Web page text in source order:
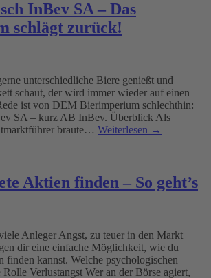
InBev SA – Das
schlägt zurück!
unterschiedliche Biere genießt und
schaut, der wird immer wieder auf einen
ist von DEM Bierimperium schlechthin:
SA – kurz AB InBev. Überblick Als
braute… Weiterlesen →
Aktien finden – So geht’s
Anleger Angst, zu teuer in den Markt
dir eine einfache Möglichkeit, wie du
finden kannst. Welche psychologischen
Verlustangst Wer an der Börse agiert,